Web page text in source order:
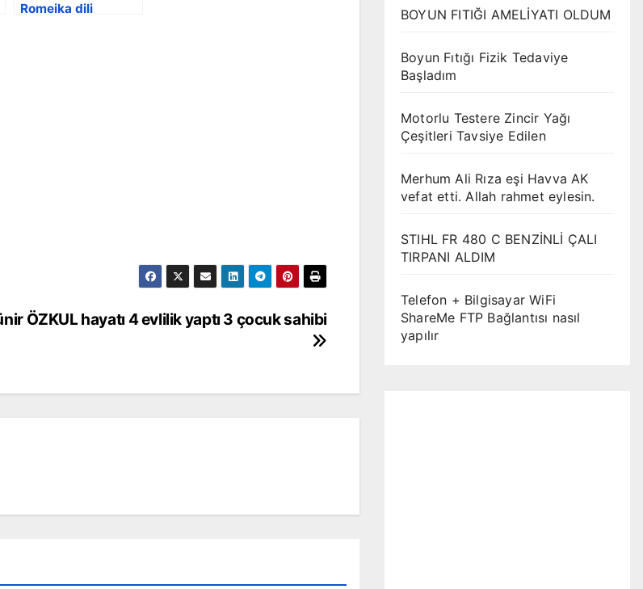
Romeika dili
ÖZKUL hayatı 4 evlilik yaptı 3 çocuk sahibi
BOYUN FITIĞI AMELİYATI OLDUM
Boyun Fıtığı Fizik Tedaviye
Başladım
Motorlu Testere Zincir Yağı
Çeşitleri Tavsiye Edilen
Merhum Ali Rıza eşi Havva AK
vefat etti. Allah rahmet eylesin.
STIHL FR 480 C BENZİNLİ ÇALI
TIRPANI ALDIM
Telefon + Bilgisayar WiFi
ShareMe FTP Bağlantısı nasıl
yapılır